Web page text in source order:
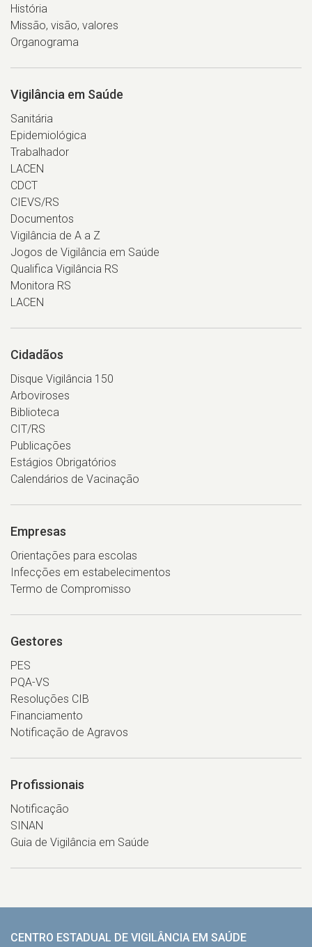
História
Missão, visão, valores
Organograma
Vigilância em Saúde
Sanitária
Epidemiológica
Trabalhador
LACEN
CDCT
CIEVS/RS
Documentos
Vigilância de A a Z
Jogos de Vigilância em Saúde
Qualifica Vigilância RS
Monitora RS
LACEN
Cidadãos
Disque Vigilância 150
Arboviroses
Biblioteca
CIT/RS
Publicações
Estágios Obrigatórios
Calendários de Vacinação
Empresas
Orientações para escolas
Infecções em estabelecimentos
Termo de Compromisso
Gestores
PES
PQA-VS
Resoluções CIB
Financiamento
Notificação de Agravos
Profissionais
Notificação
SINAN
Guia de Vigilância em Saúde
CENTRO ESTADUAL DE VIGILÂNCIA EM SAÚDE